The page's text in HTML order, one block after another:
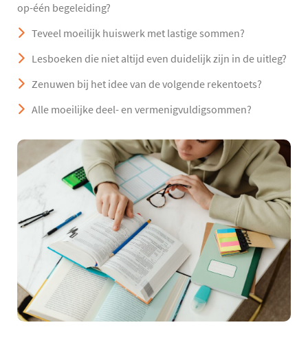
op-één begeleiding?
Teveel moeilijk huiswerk met lastige sommen?
Lesboeken die niet altijd even duidelijk zijn in de uitleg?
Zenuwen bij het idee van de volgende rekentoets?
Alle moeilijke deel- en vermenigvuldigsommen?